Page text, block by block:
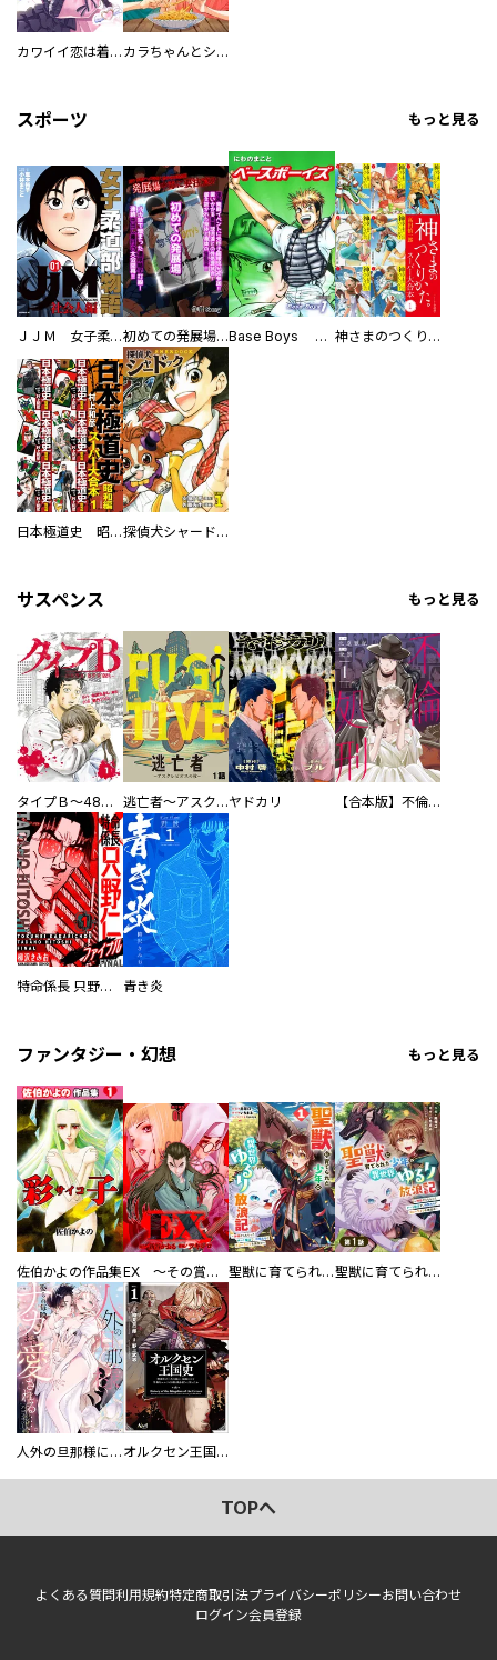
カワイイ恋は着飾らない カラちゃんとシトーさんと、 【分冊版】
スポーツ もっと見る
ＪＪＭ 女子柔道部物語 社会人編 初めての発展場 【白抜き修正版】 Base Boys 新装版 神さまのつくりかた。スーパー大合本
日本極道史 昭和編 スーパー大合本 探偵犬シャードック（新装版）
サスペンス もっと見る
タイプＢ～48時間後、致死率100％～【単話】 逃亡者～アスクレピオスの杖～ヤドカリ 【合本版】不倫処刑
特命係長 只野仁ファイナル 愛蔵版 青き炎
ファンタジー・幻想 もっと見る
佐伯かよの作品集 EX ～その賞金稼ぎは、世界の出口を探す～【単行本版】 聖獣に育てられた少年の異世界ゆるり放浪記～神様からもらったチート魔法で、仲間たちとスローライフを満喫中～ 聖獣に育てられた少年の異世界ゆるり放浪記～神様からもらったチート魔法で、仲間たちとスローライフを満喫中～【分冊版】
人外の旦那様に娶られ毎晩ナカまで愛される…。アンソロジー オルクセン王国史
TOPへ
よくある質問利用規約特定商取引法プライバシーポリシーお問い合わせ
ログイン会員登録